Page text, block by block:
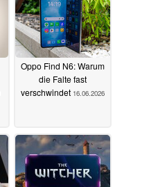
Oppo Find N6: Warum
die Falte fast
verschwindet 16.06.2026